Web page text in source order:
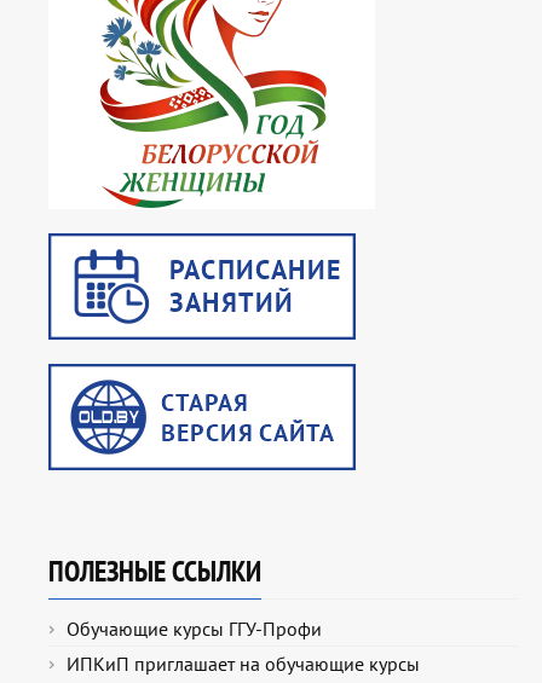
ПОЛЕЗНЫЕ ССЫЛКИ
Обучающие курсы ГГУ-Профи
ИПКиП приглашает на обучающие курсы